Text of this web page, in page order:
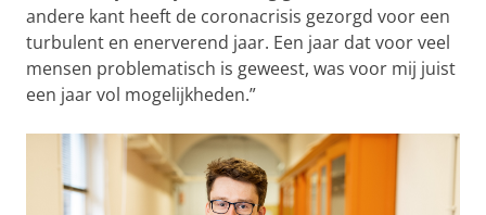
andere kant heeft de coronacrisis gezorgd voor een
turbulent en enerverend jaar. Een jaar dat voor veel
mensen problematisch is geweest, was voor mij juist
een jaar vol mogelijkheden.”